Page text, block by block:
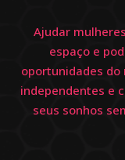
Ajudar
espaço e
oportunidades
independentes e
seus sonhos